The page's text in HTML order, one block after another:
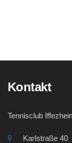
Kontakt
Tennisclub
Karlstraße 40